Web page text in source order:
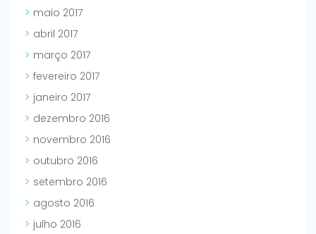
maio 2017
abril 2017
março 2017
fevereiro 2017
janeiro 2017
dezembro 2016
novembro 2016
outubro 2016
setembro 2016
agosto 2016
julho 2016